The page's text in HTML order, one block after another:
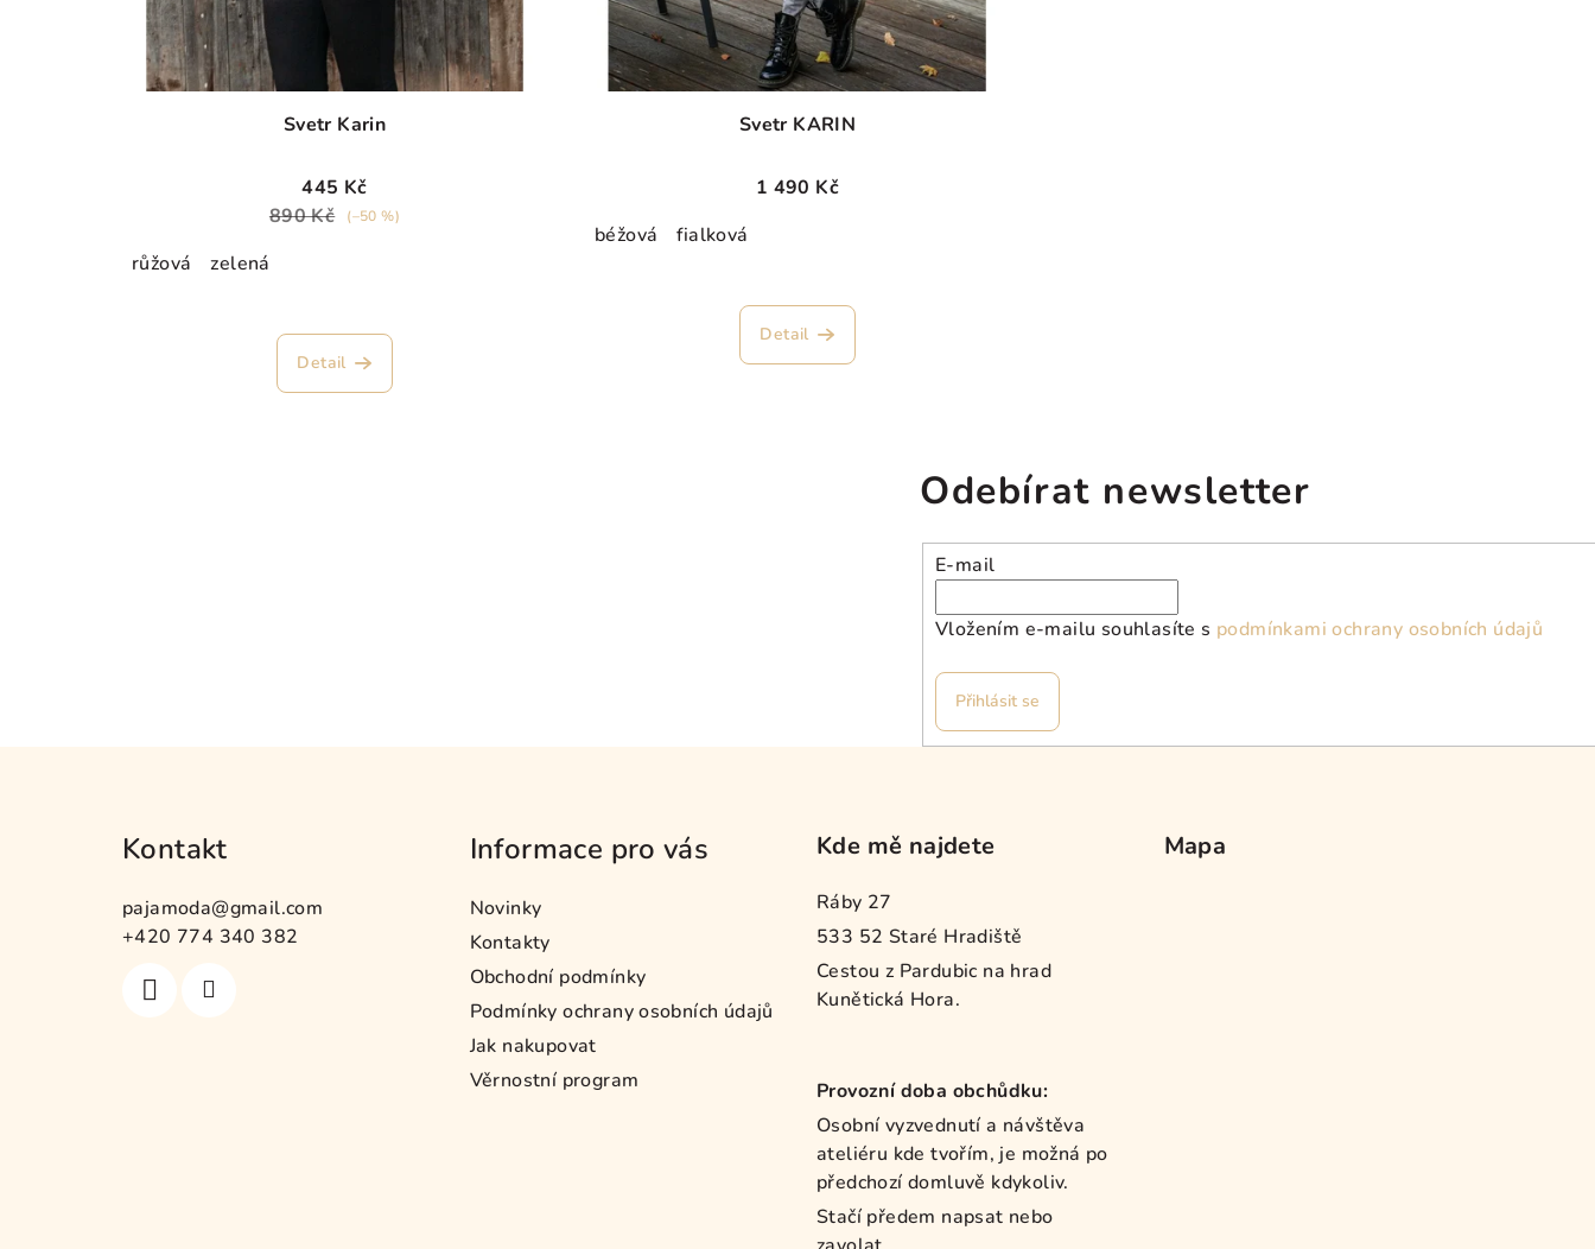
Svetr Karin
445 Kč
890 Kč
(–50 %)
růžová zelená
Detail
Svetr KARIN
1 490 Kč
béžová
fialková
hodnocení
produktu
je
Detail
Odebírat newsletter
E-mail
Vložením e-mailu souhlasíte s podmínkami ochrany osobních údajů
Přihlásit se
Kontakt
pajamoda@gmail.com
+420 774 340 382
Informace pro vás
Novinky
Kontakty
Obchodní podmínky
Podmínky ochrany osobních údajů
Jak nakupovat
Věrnostní program
Kde mě najdete
Ráby 27
533 52 Staré Hradiště
Cestou z Pardubic na hrad
Kunětická Hora.
Provozní doba obchůdku:
Osobní vyzvednutí a návštěva
ateliéru kde tvořím, je možná po
předchozí domluvě kdykoliv.
Stačí předem napsat nebo
Mapa